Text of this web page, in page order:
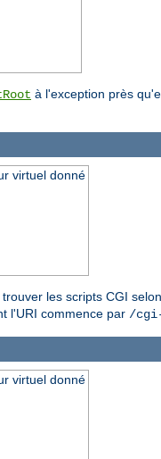
à l'exception près
virtuel donné
les scripts CGI
l'URI commence par /
virtuel donné